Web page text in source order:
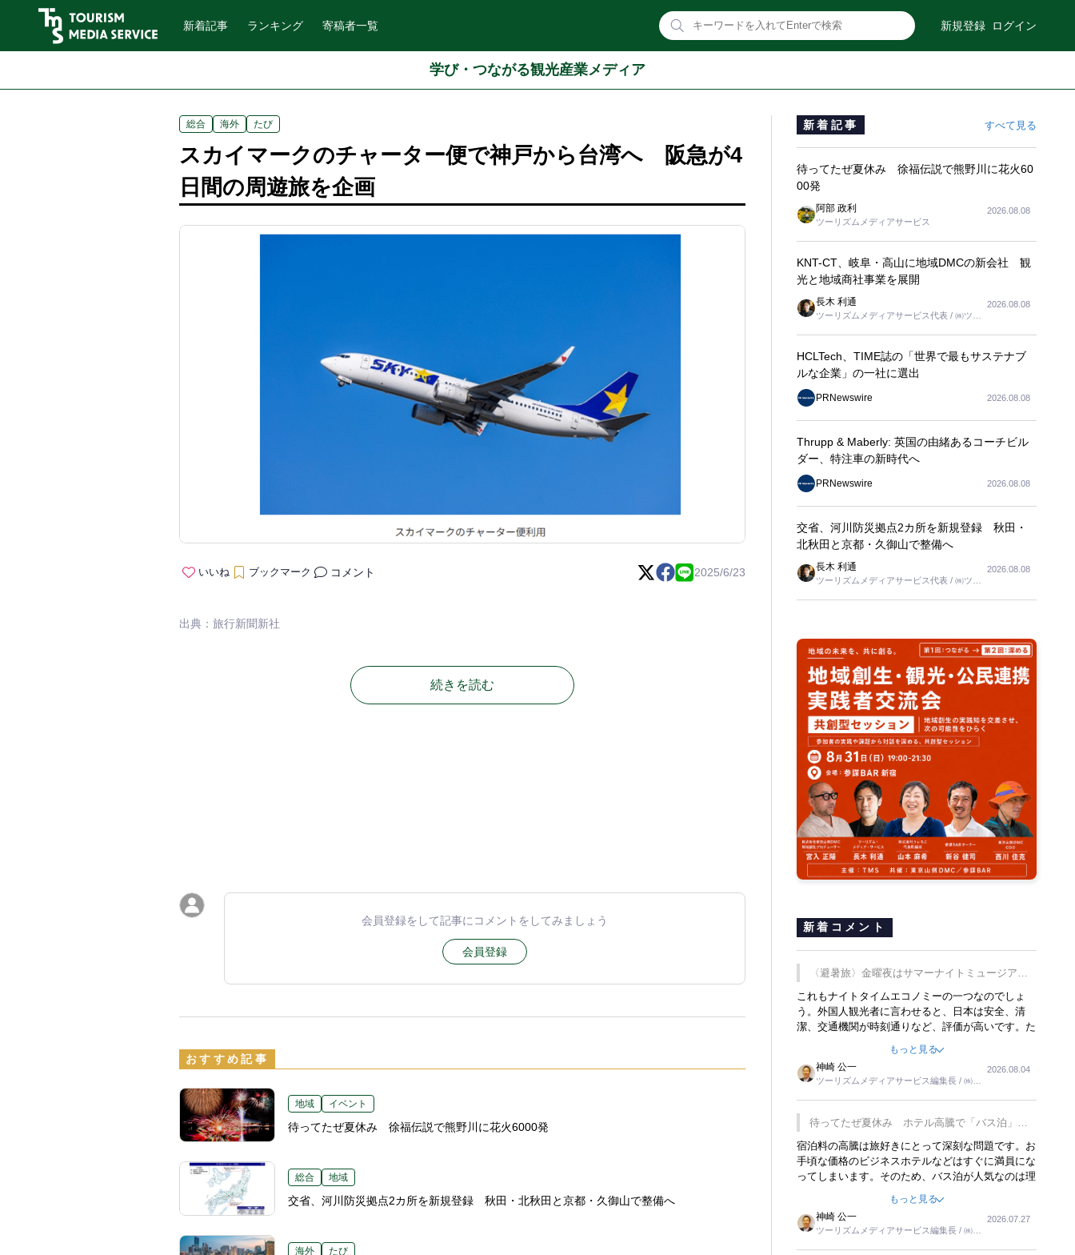
新着記事 ランキング 寄稿者一覧 新規登録 ログイン
学び・つながる観光産業メディア
総合 海外 たび
スカイマークのチャーター便で神戸から台湾へ 阪急が4
日間の周遊旅を企画
いいね ブックマーク コメント 2025/6/23
出典：旅行新聞新社
続きを読む
会員登録をして記事にコメントをしてみましょう
会員登録
おすすめ記事
地域 イベント
待ってたぜ夏休み 徐福伝説で熊野川に花火6000発
総合 地域
交省、河川防災拠点2カ所を新規登録 秋田・北秋田と京都・久御山で整備へ
海外 たび
新着記事 すべて見る
待ってたぜ夏休み 徐福伝説で熊野川に花火60
00発
阿部 政利
ツーリズムメディアサービス
2026.08.08
KNT-CT、岐阜・高山に地域DMCの新会社 観
光と地域商社事業を展開
長木 利通
ツーリズムメディアサービス代表 / ㈱ツー
2026.08.08
HCLTech、TIME誌の「世界で最もサステナブ
ルな企業」の一社に選出
PRNewswire 2026.08.08
Thrupp & Maberly: 英国の由緒あるコーチビル
ダー、特注車の新時代へ
PRNewswire 2026.08.08
交省、河川防災拠点2カ所を新規登録 秋田・
北秋田と京都・久御山で整備へ
長木 利通
ツーリズムメディアサービス代表 / ㈱ツー
2026.08.08
新着コメント
〈避暑旅〉金曜夜はサマーナイトミュージア
ム、都立6施設で
これもナイトタイムエコノミーの一つなのでしょ
う。外国人観光者に言わせると、日本は安全、清
潔、交通機関が時刻通りなど、評価が高いです。た
す。そのような意味で、金曜夜にこのようなイベン
トが行われれば、日本人に限らず外国人にとっても
楽しみが増えるでしょうね。
もっと見る
神崎 公一
ツーリズムメディアサービス編集長 / ㈱ツ
2026.08.04
待ってたぜ夏休み ホテル高騰で「バス泊」人
気
宿泊料の高騰は旅好きにとって深刻な問題です。お
手頃な価格のビジネスホテルなどはすぐに満員にな
ってしまいます。そのため、バス泊が人気なのは理
行をした時は、移動はグレイハウンドバスでした。
夕方から夜の便を利用してホテル代を浮かせていま
した。ただし、若いからできたことです。若い人が
夜行バスで京都に行った、青森に行ったと聞くと、
もっと見る
神崎 公一
ツーリズムメディアサービス編集長 / ㈱ツ
2026.07.27